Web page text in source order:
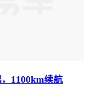
1100km续航